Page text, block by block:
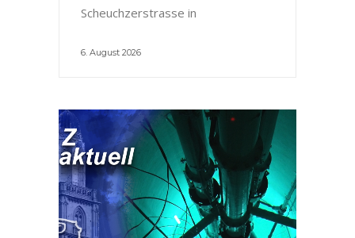
Scheuchzerstrasse in
6. August 2026